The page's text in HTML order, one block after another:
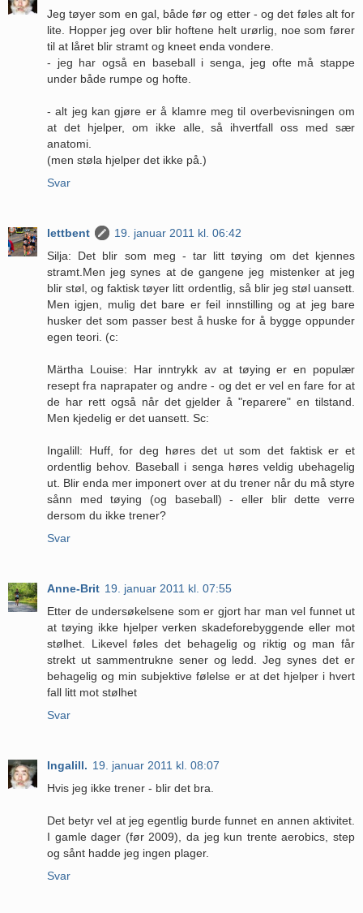
Jeg tøyer som en gal, både før og etter - og det føles alt for
lite. Hopper jeg over blir hoftene helt urørlig, noe som fører
til at låret blir stramt og kneet enda vondere.
- jeg har også en baseball i senga, jeg ofte må stappe
under både rumpe og hofte.
- alt jeg kan gjøre er å klamre meg til overbevisningen om
at det hjelper, om ikke alle, så ihvertfall oss med sær
anatomi.
(men støla hjelper det ikke på.)
Svar
lettbent
19. januar 2011 kl. 06:42
Silja: Det blir som meg - tar litt tøying om det kjennes
stramt.Men jeg synes at de gangene jeg mistenker at jeg
blir støl, og faktisk tøyer litt ordentlig, så blir jeg støl uansett.
Men igjen, mulig det bare er feil innstilling og at jeg bare
husker det som passer best å huske for å bygge oppunder
egen teori. (c:
Märtha Louise: Har inntrykk av at tøying er en populær
resept fra naprapater og andre - og det er vel en fare for at
de har rett også når det gjelder å "reparere" en tilstand.
Men kjedelig er det uansett. Sc:
Ingalill: Huff, for deg høres det ut som det faktisk er et
ordentlig behov. Baseball i senga høres veldig ubehagelig
ut. Blir enda mer imponert over at du trener når du må styre
sånn med tøying (og baseball) - eller blir dette verre
dersom du ikke trener?
Svar
Anne-Brit 19. januar 2011 kl. 07:55
Etter de undersøkelsene som er gjort har man vel funnet ut
at tøying ikke hjelper verken skadeforebyggende eller mot
stølhet. Likevel føles det behagelig og riktig og man får
strekt ut sammentrukne sener og ledd. Jeg synes det er
behagelig og min subjektive følelse er at det hjelper i hvert
fall litt mot stølhet
Svar
Ingalill. 19. januar 2011 kl. 08:07
Hvis jeg ikke trener - blir det bra.
Det betyr vel at jeg egentlig burde funnet en annen aktivitet.
I gamle dager (før 2009), da jeg kun trente aerobics, step
og sånt hadde jeg ingen plager.
Svar